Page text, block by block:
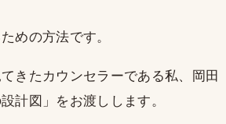
めの方法です。
きたカウンセラーである私、岡田
計図」をお渡しします。